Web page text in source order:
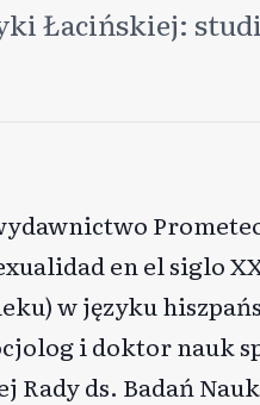
Łacińskiej:
en el siglo
w języku
i doktor nauk
Rady ds. Badań